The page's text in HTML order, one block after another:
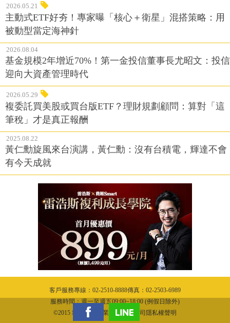
2026.05.21
主動式ETF好夯！專家曝「核心＋衛星」混搭策略：用
被動型當定海神針
2026.08.04
基金規模2年增近70%！第一金投信董事長尤昭文：投信
迎向大資產管理時代
2026.05.29
複委託買美股或買台版ETF？理財規劃顧問：算對「這
筆稅」才是真正報酬
2025.08.22
黃仁勳旋風來台演講，黃仁勳：沒有台積電，輝達不會
有今天成就
客戶服務專線：02-2510-8888傳真：02-2503-6989
服務時間：週一至週五09:00~18:00 (例假日除外)
©2015 城邦文化事業股份有限公司隱私權聲明